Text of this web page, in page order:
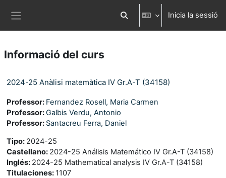
Commuta l'entrada de la cerca
Inicia la sessió
Informació del curs
2024-25 Anàlisi matemàtica IV Gr.A-T (34158)
Professor: Fernandez Rosell, Maria Carmen
Professor:Galbis Verdu, Antonio
Professor: Santacreu Ferra, Daniel
Tipo: 2024-25
Castellano: 2024-25 Análisis Matemático IV Gr.A-T (34158)
Inglés: 2024-25 Mathematical analysis IV Gr.A-T (34158)
Titulaciones: 1107